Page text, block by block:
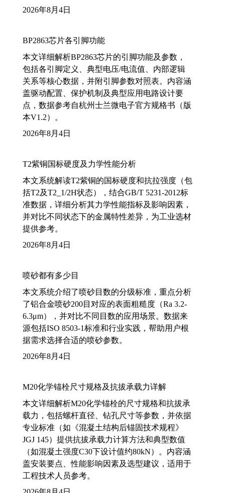
2026年8月4日
BP2863芯片各引脚功能
本文详细解析BP2863芯片的引脚功能及参数，
包括各引脚定义、典型电压/电流值、内部逻辑
关系等核心数据，并附引脚参数对照表。内容涵
盖驱动配置、保护机制及典型应用电路设计要
点，数据参考自杭州士兰微电子官方规格书（版
本V1.2）。
2026年8月4日
T2紫铜国标硬度及力学性能分析
本文系统解读T2紫铜的国标硬度和抗拉强度（包
括T2及T2_1/2H状态），结合GB/T 5231-2012标
准数据，详细分析其力学性能指标及影响因素，
并对比不同状态下的金属特性差异，为工业选材
提供参考。
2026年8月4日
喷砂都有多少目
本文系统介绍了喷砂目数的分级标准，重点分析
了铝合金喷砂200目对应的表面粗糙度（Ra 3.2-
6.3μm），并对比不同目数的应用场景。数据来
源包括ISO 8503-1标准和行业实践，帮助用户根
据需求选择合适的喷砂参数。
2026年8月4日
M20化学锚栓尺寸规格及抗拔承载力详解
本文详细解析M20化学锚栓的尺寸规格和抗拔承
载力，包括螺杆直径、钻孔尺寸等参数，并依据
专业标准（如《混凝土结构后锚固技术规程》
JGJ 145）提供抗拔承载力计算方法和典型数值
（如混凝土强度C30下设计值约80kN）。内容涵
盖安装要点、性能影响因素及选型建议，适用于
工程技术人员参考。